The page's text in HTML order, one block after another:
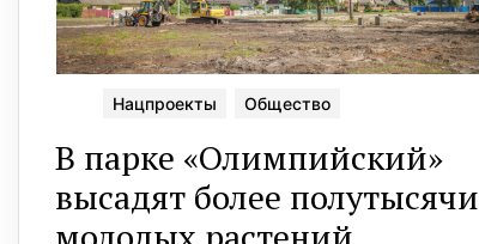
Нацпроекты Общество
В парке «Олимпийский»
высадят более полутысячи